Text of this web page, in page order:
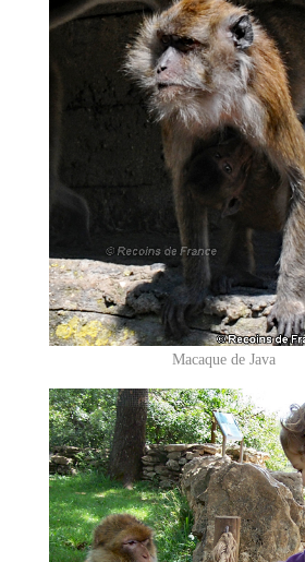
Macaque de Java